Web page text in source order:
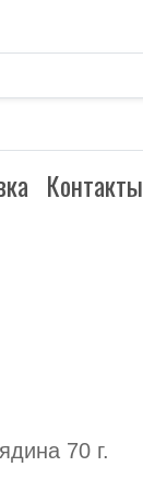
Контакты
70 г.